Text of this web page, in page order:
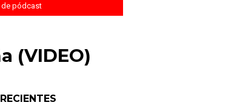
de pódcast
(VIDEO)